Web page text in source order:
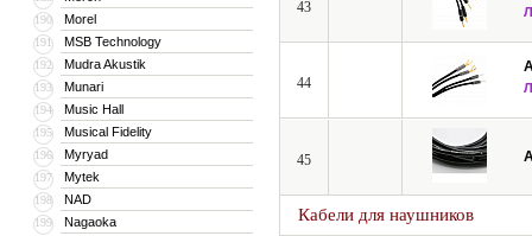
190 Morel
191 MSB Technology
192 Mudra Akustik
193 Munari
194 Music Hall
195 Musical Fidelity
196 Myryad
197 Mytek
198 NAD
199 Nagaoka
43
44
45
Кабели для наушников